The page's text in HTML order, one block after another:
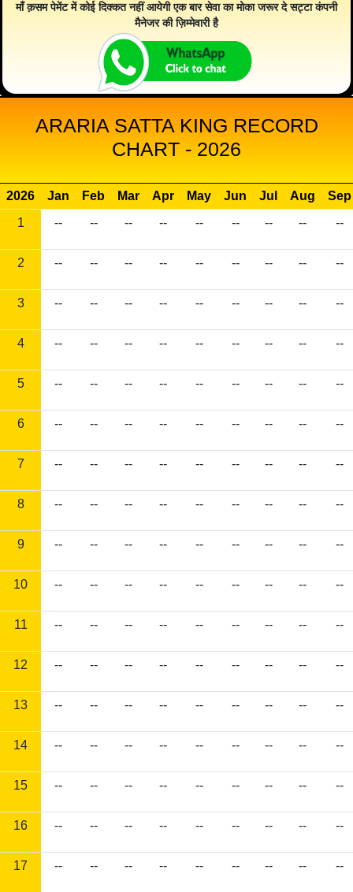
माँ क़सम पेमेंट में कोई दिक्कत नहीं आयेगी एक बार सेवा का मोका जरूर दे सट्टा कंपनी
मैनेजर की ज़िम्मेवारी है
ARARIA SATTA KING RECORD
CHART - 2026
2026 Jan Feb Mar Apr May Jun Jul Aug
Sep
1
-- -- -- -- -- -- -- -- --
2 -- -- -- -- -- -- -- -- --
3 -- -- -- -- -- -- -- -- --
4 -- -- -- -- -- -- -- -- --
5 -- -- -- -- -- -- -- -- --
6 -- -- -- -- -- -- -- -- --
7 -- -- -- -- -- -- -- -- --
8 -- -- -- -- -- -- -- -- --
9 -- -- -- -- -- -- -- -- --
10 -- -- -- -- -- -- -- -- --
11 -- -- -- -- -- -- -- -- --
12 -- -- -- -- -- -- -- -- --
13 -- -- -- -- -- -- -- -- --
14 -- -- -- -- -- -- -- -- --
15 -- -- -- -- -- -- -- -- --
16 -- -- -- -- -- -- -- -- --
17 -- -- -- -- -- -- -- -- --